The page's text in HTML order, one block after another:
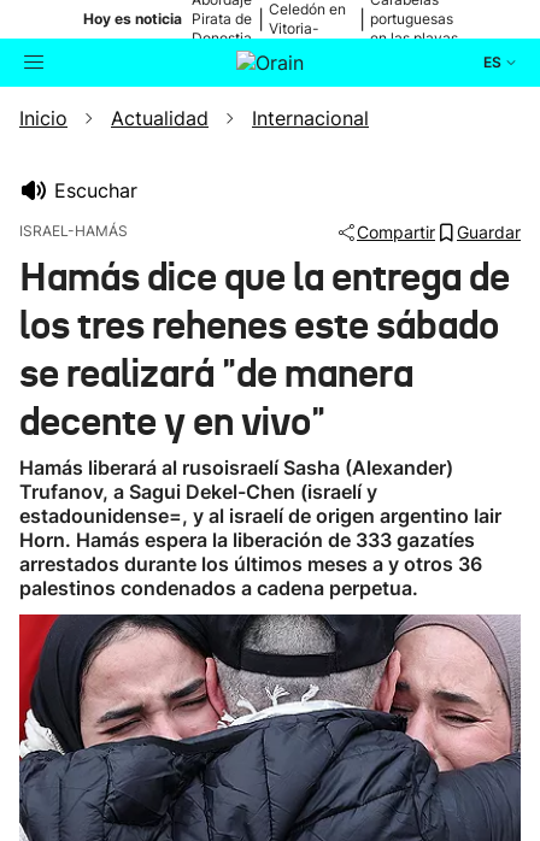
Hoy es noticia Pirata de
Donostia
Celedón en
Vitoria-
portuguesas
en las playas
ES
Buscador Actualidad
Ikusmiran
Eguraldia
Inicio Actualidad Internacional
Escuchar
ISRAEL-HAMÁS Compartir Guardar
Hamás dice que la entrega de
los tres rehenes este sábado
se realizará "de manera
decente y en vivo"
Hamás liberará al rusoisraelí Sasha (Alexander)
Trufanov, a Sagui Dekel-Chen (israelí y
estadounidense=, y al israelí de origen argentino Iair
Horn. Hamás espera la liberación de 333 gazatíes
arrestados durante los últimos meses a y otros 36
palestinos condenados a cadena perpetua.